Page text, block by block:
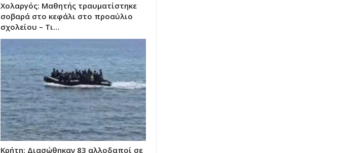
Χολαργός: Μαθητής τραυματίστηκε
σοβαρά στο κεφάλι στο προαύλιο
σχολείου – Τι…
Κρήτη: Διασώθηκαν 83 αλλοδαποί σε